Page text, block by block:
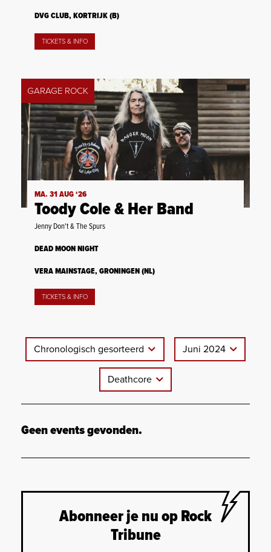
DVG CLUB, KORTRIJK (B)
TICKETS & INFO
GARAGE ROCK
MA. 31 AUG ‘26
Toody Cole & Her Band
Jenny Don't & The Spurs
DEAD MOON NIGHT
VERA MAINSTAGE, GRONINGEN (NL)
TICKETS & INFO
Chronologisch gesorteerd Juni 2024
Deathcore
Geen events gevonden.
Abonneer je nu op Rock
Tribune